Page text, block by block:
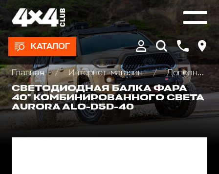
КАТАЛОГ
Главная Интернет-магазин
Дополнительные фары : Светодиодные, Галогеновые , Ксеноновые
СВЕТОДИОДНАЯ БАЛКА ФАРА
40" КОМБИНИРОВАННОГО СВЕТА
AURORA ALO-D5D-40